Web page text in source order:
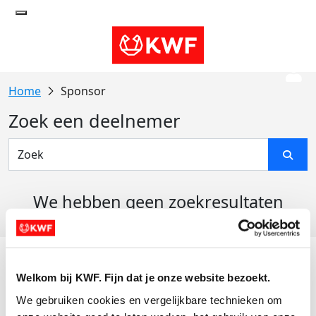
Welkom bij KWF. Fijn dat je onze website bezoekt.
We gebruiken cookies en vergelijkbare technieken om
Sponsor
Zoek een deelnemer
We hebben geen zoekresultaten
Actiematerialen
Evenementen